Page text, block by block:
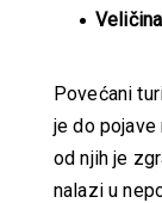
Veličina
Povećani
je do pojave
od njih je
nalazi u